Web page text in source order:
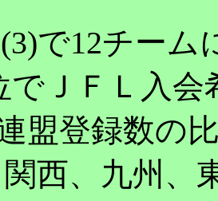
で12チーム
でＪＦＬ入会
盟登録数の
西、九州、